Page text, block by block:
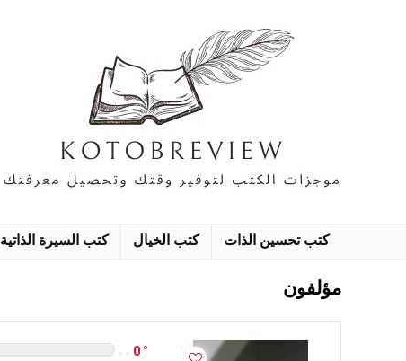
كتب تحسين الذات كتب الخيال كتب السيرة الذاتية
مؤلفون
0